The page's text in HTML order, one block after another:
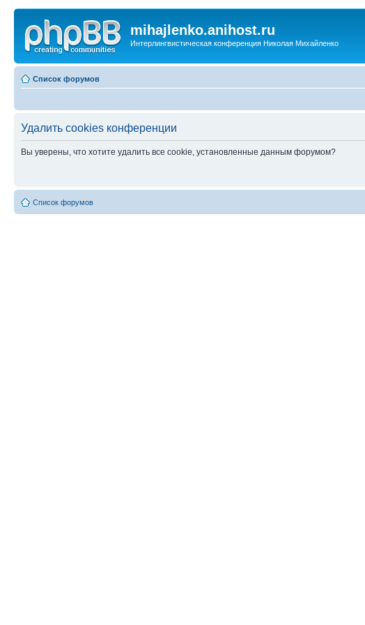
mihajlenko.anihost.ru
Интерлингвистическая конференция Николая Михайленко
Список форумов
Удалить cookies конференции
Вы уверены, что хотите удалить все cookie, установленные данным форумом?
Список форумов